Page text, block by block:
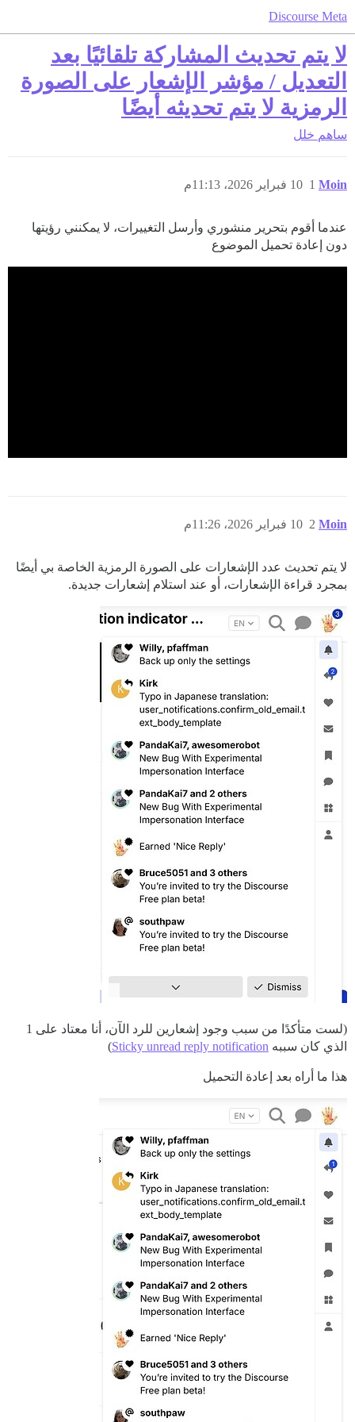
Discourse Meta
لا يتم تحديث المشاركة تلقائيًا بعد
التعديل / مؤشر الإشعار على الصورة
الرمزية لا يتم تحديثه أيضًا
ساهم خلل
Moin 10 فبراير 2026، 11:13م 1
عندما أقوم بتحرير منشوري وأرسل التغييرات، لا يمكنني رؤيتها
دون إعادة تحميل الموضوع
Moin 10 فبراير 2026، 11:26م 2
لا يتم تحديث عدد الإشعارات على الصورة الرمزية الخاصة بي أيضًا
بمجرد قراءة الإشعارات، أو عند استلام إشعارات جديدة.
(لست متأكدًا من سبب وجود إشعارين للرد الآن، أنا معتاد على 1
الذي كان سببه Sticky unread reply notification
)
هذا ما أراه بعد إعادة التحميل